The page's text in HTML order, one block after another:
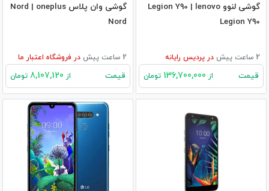
گوشی لنوو Legion Y90 | lenovo
Legion Y90
2 ساعت پیش در پردیس رایانه
قیمت از تومان
گوشی وان پلاس Nord | oneplus
Nord
2 ساعت پیش در فروشگاه اعتبار ما
قیمت از تومان